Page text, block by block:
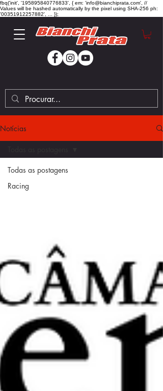
fbq('init', '195895840776833', { em: 'info@bianchiprata.com', //
Values will be hashed automatically by the pixel using SHA-256 ph:
'00351912257882', ... });
Notícias
Todas as postagens
Racing